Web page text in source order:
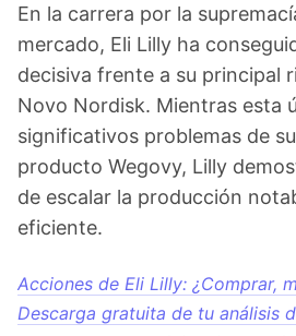
En la carrera por la
mercado, Eli Lilly ha
decisiva frente a su principal
Novo Nordisk. Mientras esta
significativos problemas de
producto Wegovy, Lilly
de escalar la producción
eficiente.
Acciones de Eli Lilly: ¿Comprar,
Descarga gratuita de tu análisis